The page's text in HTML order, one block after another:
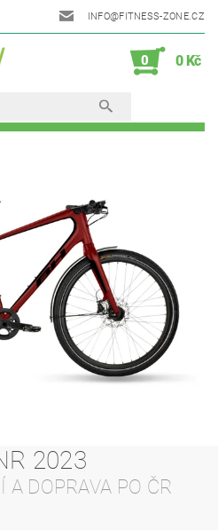
INFO@FITNESS-ZONE.CZ
0 0 Kč
2023
DOPRAVA PO ČR